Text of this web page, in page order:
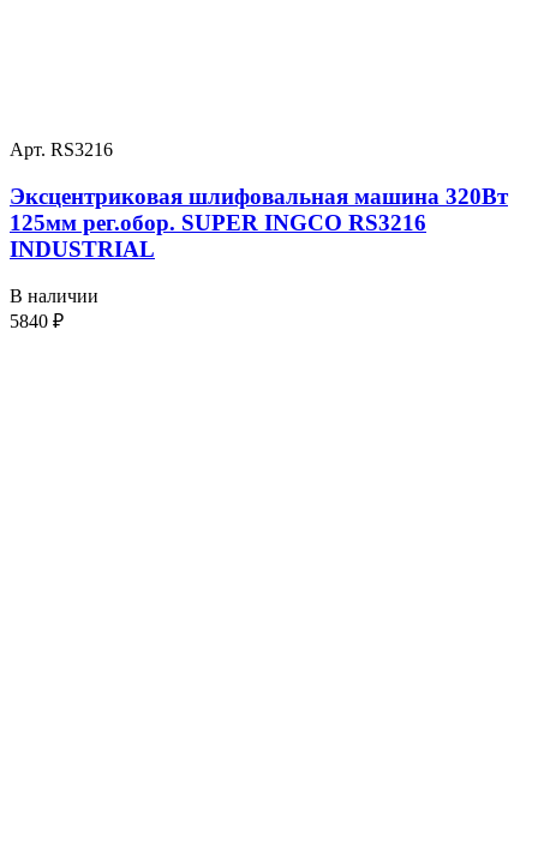
Арт. RS3216
Эксцентриковая шлифовальная машина 320Вт
125мм рег.обор. SUPER INGCO RS3216
INDUSTRIAL
В наличии
5840 ₽